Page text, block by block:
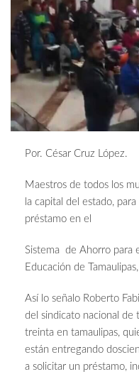
Por. César Cruz López.
Maestros de todos los
la capital del estado,
préstamo en el
Sistema de Ahorro para
Educación de
Así lo señalo Roberto
del sindicato nacional de
treinta en tamaulipas,
están entregando
a solicitar un préstamo,